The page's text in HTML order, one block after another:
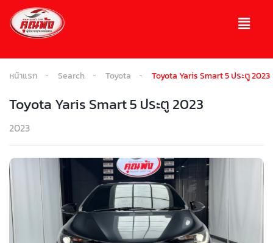
หน้าแรก Search Toyota Toyota Yaris Smart 5 ประตู 2023
Toyota Yaris Smart 5 ประตู 2023
2023